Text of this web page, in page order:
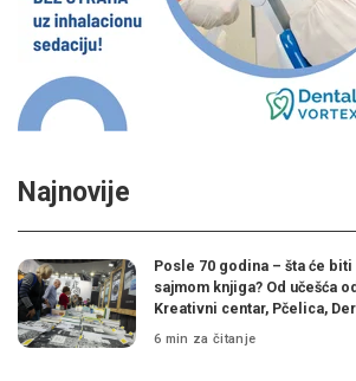
Najnovije
Posle 70 godina – šta će
sajmom knjiga? Od učešća
Kreativni centar, Pčelica,
6 min za čitanje